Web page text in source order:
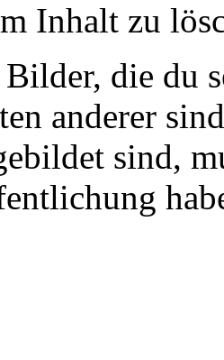
Inhalt zu
die du
anderer
sind,